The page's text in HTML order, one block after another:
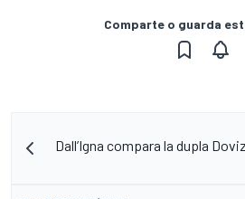
Comparte o guarda
Dall’Igna compara la dupla